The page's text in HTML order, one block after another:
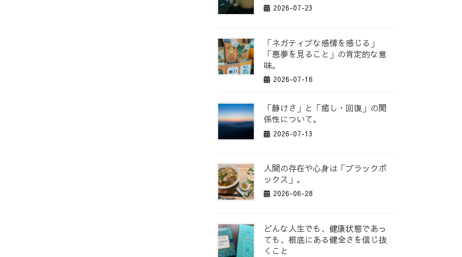
2026-07-23
「ネガティブな感情を感じる」
「悪夢を見ること」の肯定的な意
味。
2026-07-16
「静けさ」と「癒し・回復」の関
係性について。
2026-07-13
人間の存在や心身は「ブラックボ
ックス」。
2026-06-28
どんな人生でも、健康状態であっ
ても、根底にある健全さを信じ抜
くこと